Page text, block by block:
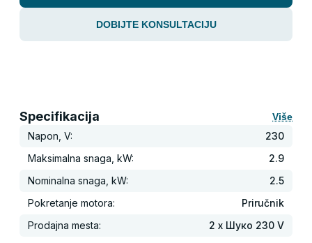
DOBIJTE KONSULTACIJU
Specifikacija Više
Napon, V:
230
Maksimalna snaga, kW:
2.9
Nominalna snaga, kW:
2.5
Pokretanje motora:
Priručnik
Prodajna mesta:
2 x Шуко 230 V